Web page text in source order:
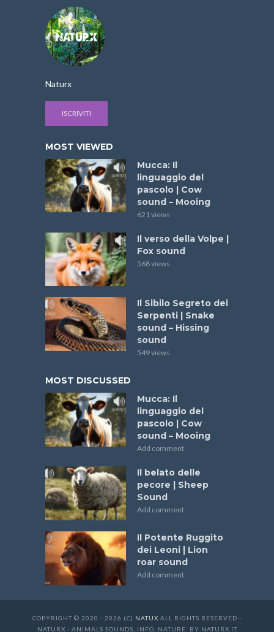
Naturx
ISCRIVITI
MOST VIEWED
Mucca: Il
linguaggio del
pascolo | Cow
sound – Mooing
621 views
Il verso della Volpe |
Fox sound
568 views
Il Sibilo Segreto dei
Serpenti | Snake
sound – Hissing
sound
549 views
MOST DISCUSSED
Mucca: Il
linguaggio del
pascolo | Cow
sound – Mooing
Add comment
Il belato delle
pecore | Sheep
Sound
Add comment
Il Potente Ruggito
dei Leoni | Lion
roar sound
Add comment
COPYRIGHT © 2020 - 2026 (C) NATUX ALL RIGHTS RESERVED -
NATURX - ANIMALS SOUNDS, INFO, NATURE. BY NATURX.IT